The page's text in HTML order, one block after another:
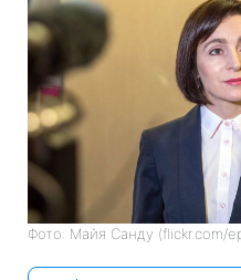
Фото: Майя Санду (flickr.com/